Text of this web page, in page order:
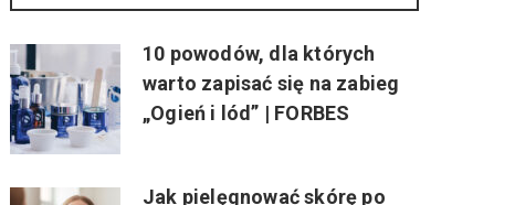
10 powodów, dla których
warto zapisać się na zabieg
„Ogień i lód” | FORBES
Jak pielęgnować skórę po